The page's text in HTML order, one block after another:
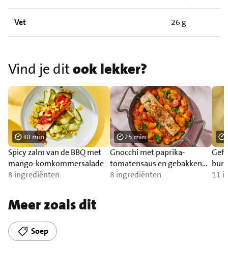
Vet 26 g
Vind je ditook lekker?
Spicy zalm van de BBQ met
mango-komkommersalade
8 ingrediënten
30 min
Gnocchi met paprika-
tomatensaus en gebakken
zalm
8 ingrediënten
25 min
11
Meer zoals dit
Soep